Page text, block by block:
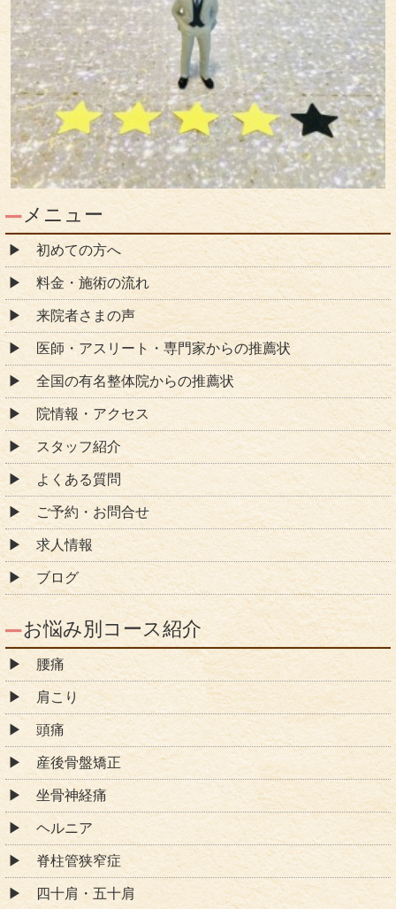
メニュー
初めての方へ
料金・施術の流れ
来院者さまの声
医師・アスリート・専門家からの推薦状
全国の有名整体院からの推薦状
院情報・アクセス
スタッフ紹介
よくある質問
ご予約・お問合せ
求人情報
ブログ
お悩み別コース紹介
腰痛
肩こり
頭痛
産後骨盤矯正
坐骨神経痛
ヘルニア
脊柱管狭窄症
四十肩・五十肩